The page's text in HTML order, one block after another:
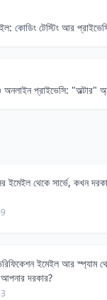
কোডিং টেস্টিং আর
ইমেইল থেকে সার্ভে, কখন
ইমেইল আর স্প্যাম
দরকার?